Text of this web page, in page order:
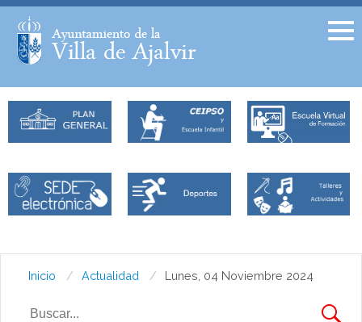
Facebook
Inicio Actualidad Lunes, 04 Noviembre 2024